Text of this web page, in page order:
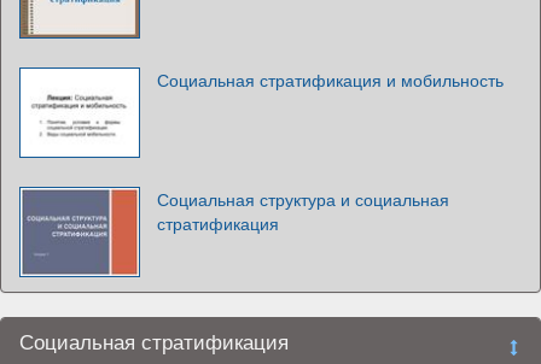
Социальная стратификация и мобильность
Социальная структура и социальная
стратификация
Социальная стратификация